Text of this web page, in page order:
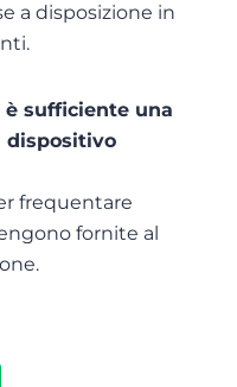
a disposizione in
è sufficiente una
dispositivo
frequentare
fornite al